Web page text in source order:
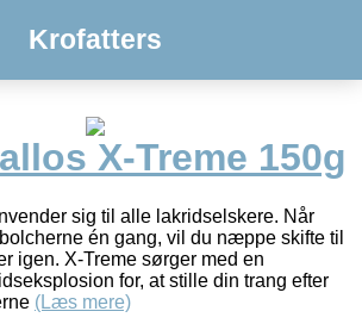
Krofatters
X-Treme 150g
sig til alle lakridselskere. Når
én gang, vil du næppe skifte til
igen. X-Treme sørger med en
for, at stille din trang efter
(Læs mere)